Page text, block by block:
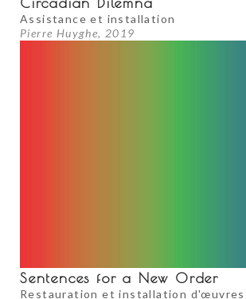
Assistance et installation
Pierre Huyghe, 2019
Sentences for a New Order
Restauration et installation d'œuvres